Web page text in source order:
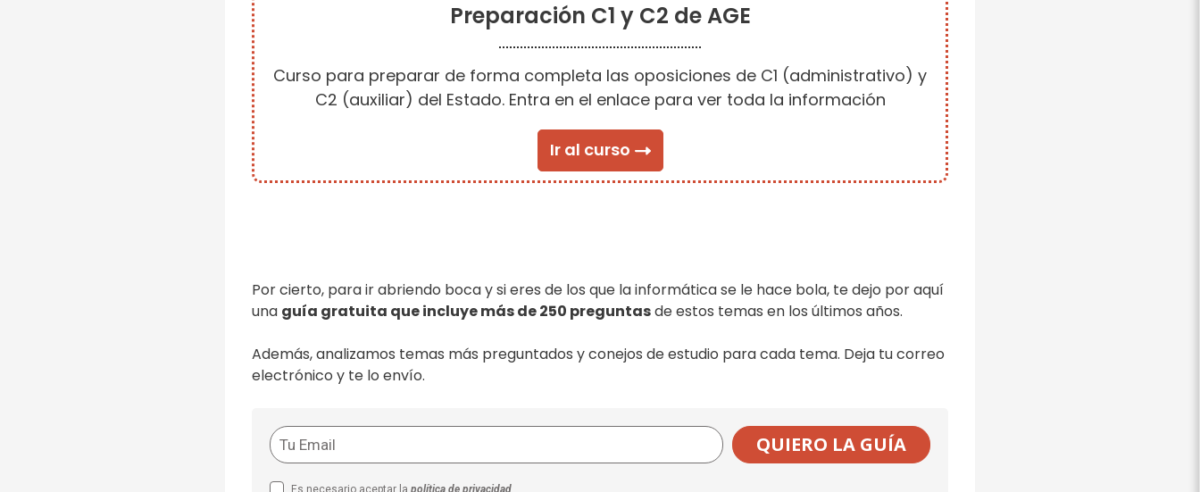
Preparación C1 y C2 de AGE
Curso para preparar de forma completa las oposiciones de C1 (administrativo) y
C2 (auxiliar) del Estado. Entra en el enlace para ver toda la información
Ir al curso
Por cierto, para ir abriendo boca y si eres de los que la informática se le hace bola, te dejo por aquí
una guía gratuita que incluye más de 250 preguntasde estos temas en los últimos años.
Además, analizamos temas más preguntados y conejos de estudio para cada tema. Deja tu correo
electrónico y te lo envío.
QUIERO LA GUÍA
Es necesario aceptar la política de privacidad